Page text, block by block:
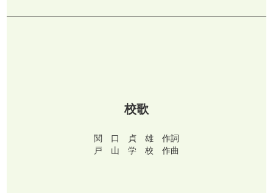
校歌
関 口 貞 雄 作詞
戸 山 学 校 作曲